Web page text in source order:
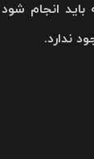
انجام
ندارد.